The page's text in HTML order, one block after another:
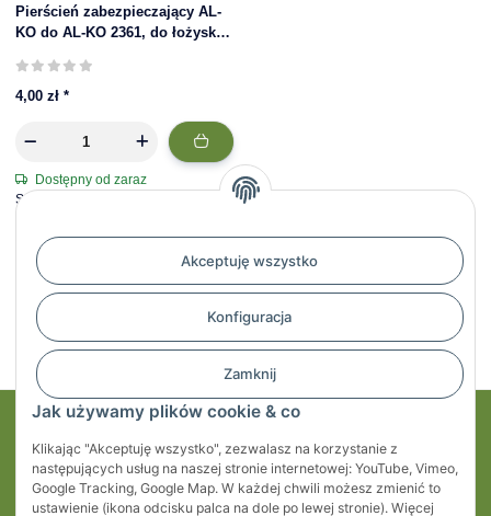
Akceptuję wszystko
Konfiguracja
Zamknij
Jak używamy plików cookie & co
Klikając "Akceptuję wszystko", zezwalasz na korzystanie z
następujących usług na naszej stronie internetowej: YouTube, Vimeo,
Google Tracking, Google Map. W każdej chwili możesz zmienić to
ustawienie (ikona odcisku palca na dole po lewej stronie). Więcej
Pierścień zabezpieczający AL-
KO do AL-KO 2361, do łożyska
4,00 zł *
Dostępny od zaraz
Szacunkowy czas dostawy: 1 - 3 dni
Regulaminy